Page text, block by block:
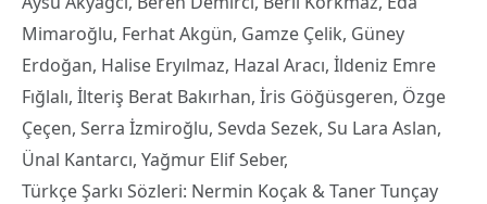
Mimaroğlu, Ferhat Akgün, Gamze Çelik, Güney
Erdoğan, Halise Eryılmaz, Hazal Aracı, İldeniz Emre
Fığlalı, İlteriş Berat Bakırhan, İris Göğüsgeren, Özge
Çeçen, Serra İzmiroğlu, Sevda Sezek, Su Lara Aslan,
Ünal Kantarcı, Yağmur Elif Seber,
Türkçe Şarkı Sözleri: Nermin Koçak & Taner Tunçay